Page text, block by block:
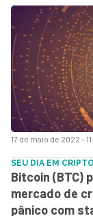
17 de maio de 2022 -
SEU DIA EM CRIPTO
Bitcoin (BTC)
mercado de
pânico com